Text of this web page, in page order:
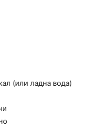
(или ладна вода)